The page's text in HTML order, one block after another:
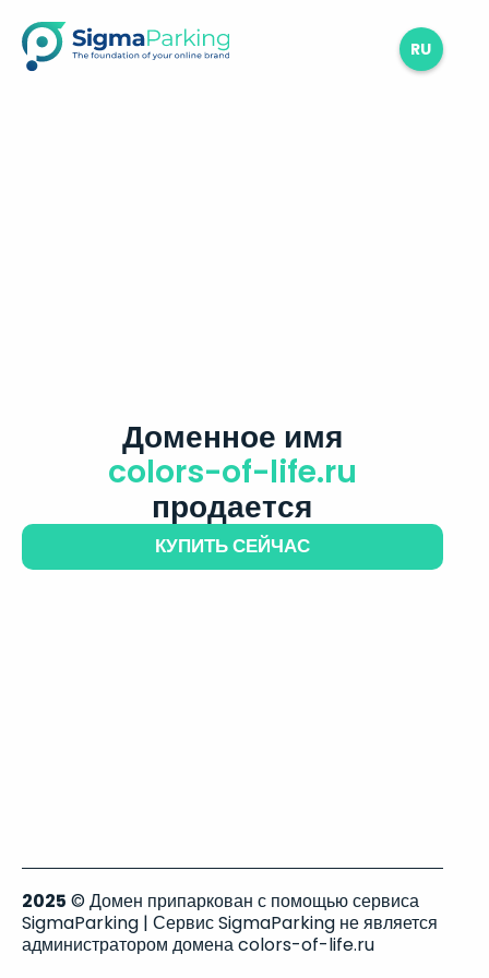
RU
Доменное имя
colors-of-life.ru
продается
КУПИТЬ СЕЙЧАС
2025 © Домен припаркован с помощью сервиса
SigmaParking | Сервис SigmaParking не является
администратором домена colors-of-life.ru